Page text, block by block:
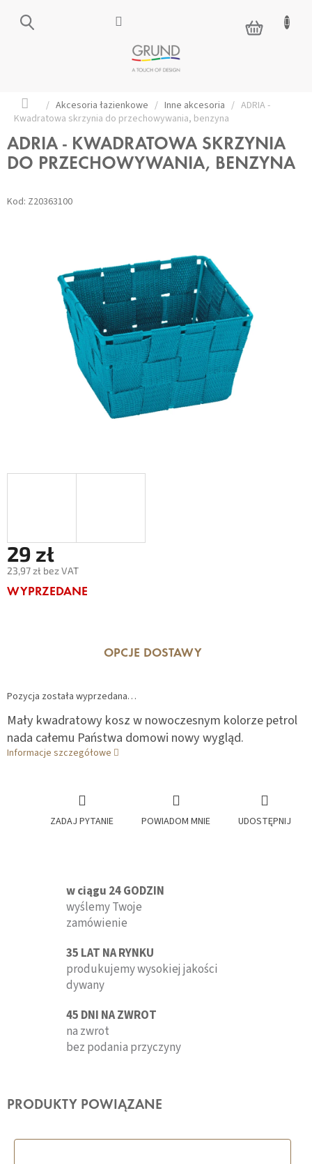
KOSZYK
Home
/ Akcesoria łazienkowe / Inne akcesoria / ADRIA -
Kwadratowa skrzynia do przechowywania, benzyna
ADRIA - KWADRATOWA SKRZYNIA
DO PRZECHOWYWANIA, BENZYNA
Kod: Z20363100
29 zł
23,97 zł bez VAT
Cena
WYPRZEDANE
OPCJE DOSTAWY
Pozycja została wyprzedana…
Mały kwadratowy kosz w nowoczesnym kolorze petrol
nada całemu Państwa domowi nowy wygląd.
Informacje szczegółowe
ZADAJ PYTANIE POWIADOM MNIE UDOSTĘPNIJ
w ciągu 24 GODZIN
wyślemy Twoje
zamówienie
35 LAT NA RYNKU
produkujemy wysokiej jakości
dywany
45 DNI NA ZWROT
na zwrot
bez podania przyczyny
PRODUKTY POWIĄZANE